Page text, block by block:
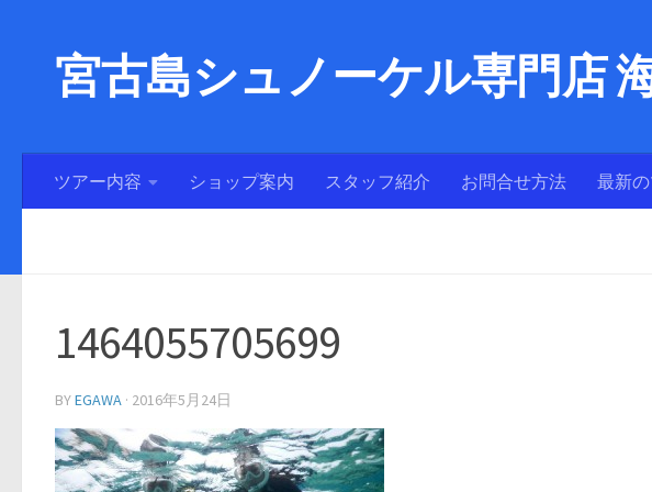
宮古島シュノーケル専門店
ツアー内容 ショップ案内 スタッフ紹介 お問合せ方法 最新
1464055705699
BYEGAWA · 2016年5月24日